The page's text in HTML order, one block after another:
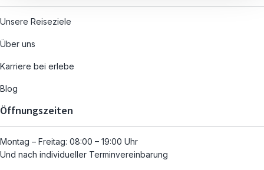
Unsere Reiseziele
Über uns
Karriere bei erlebe
Blog
Öffnungszeiten
Montag – Freitag: 08:00 – 19:00 Uhr
Und nach individueller Terminvereinbarung